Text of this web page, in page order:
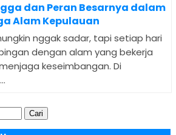
dan Peran Besarnya dalam
Alam Kepulauan
nggak sadar, tapi setiap hari
dengan alam yang bekerja
keseimbangan. Di